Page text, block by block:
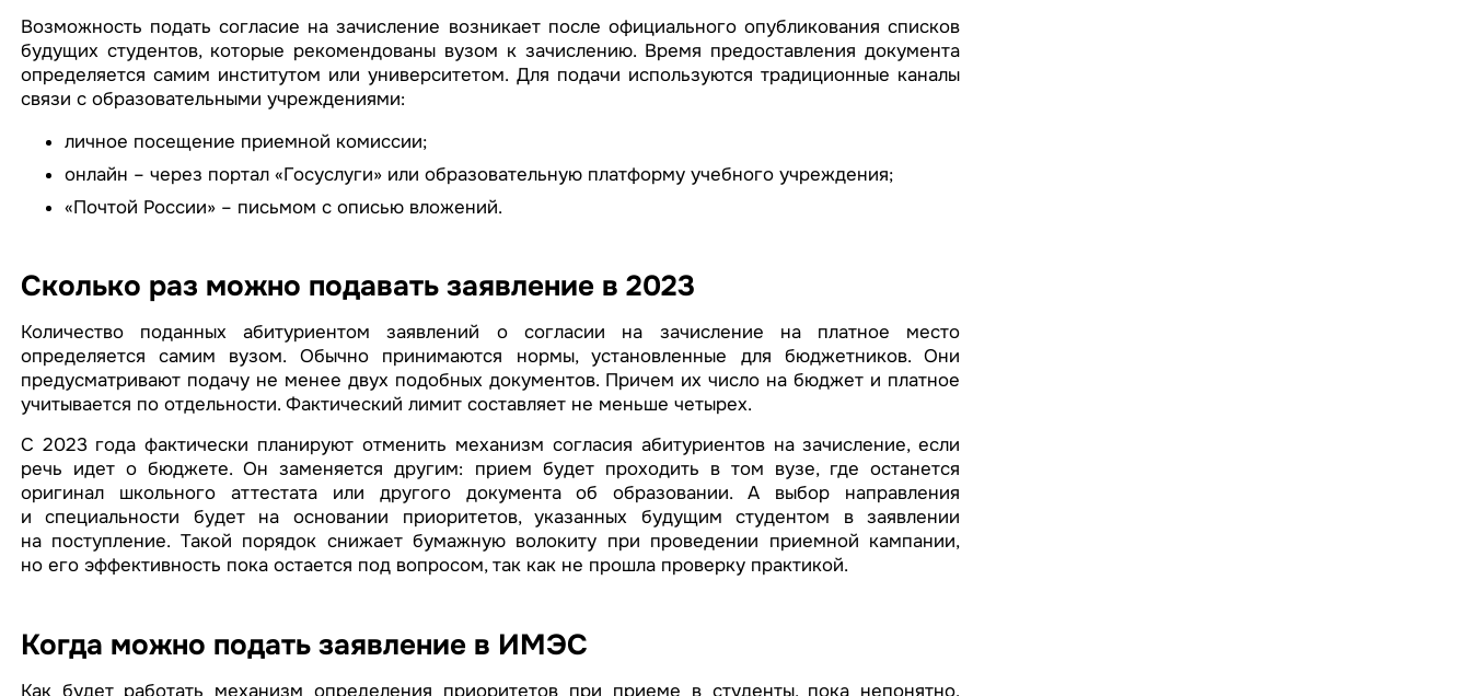
Возможность подать согласие на зачисление возникает после официального опубликования списков
будущих студентов, которые рекомендованы вузом к зачислению. Время предоставления документа
определяется самим институтом или университетом. Для подачи используются традиционные каналы
связи с образовательными учреждениями:
личное посещение приемной комиссии;
онлайн – через портал «Госуслуги» или образовательную платформу учебного учреждения;
«Почтой России» – письмом с описью вложений.
Сколько раз можно подавать заявление в 2023
Количество поданных абитуриентом заявлений о согласии на зачисление на платное место
определяется самим вузом. Обычно принимаются нормы, установленные для бюджетников. Они
предусматривают подачу не менее двух подобных документов. Причем их число на бюджет и платное
учитывается по отдельности. Фактический лимит составляет не меньше четырех.
С 2023 года фактически планируют отменить механизм согласия абитуриентов на зачисление, если
речь идет о бюджете. Он заменяется другим: прием будет проходить в том вузе, где останется
оригинал школьного аттестата или другого документа об образовании. А выбор направления
и специальности будет на основании приоритетов, указанных будущим студентом в заявлении
на поступление. Такой порядок снижает бумажную волокиту при проведении приемной кампании,
но его эффективность пока остается под вопросом, так как не прошла проверку практикой.
Когда можно подать заявление в ИМЭС
Как будет работать механизм определения приоритетов при приеме в студенты, пока непонятно.